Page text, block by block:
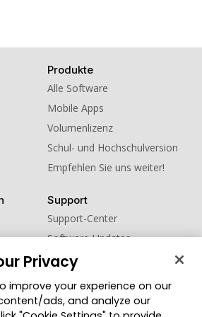
- Push 03
- Push 04
- Push 05
- Push 07
- Swoosh 01
- Swoosh 03
- Swoosh 04
Produkte
Alle Software
Mobile Apps
Volumenlizenz
Schul- und Hochschulversion
Empfehlen Sie uns weiter!
Support
Support-Center
Software-Updates
Lernen + Wissen
Region ändern
Privacy
improve your experience on our
ads, and analyze our